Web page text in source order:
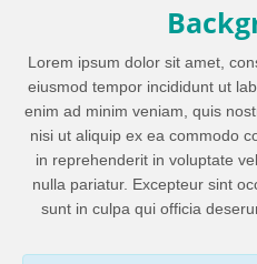
Lorem ipsum dolor sit amet,
eiusmod tempor incididunt ut
enim ad minim veniam, quis
nisi ut aliquip ex ea commodo
in reprehenderit in voluptate
nulla pariatur. Excepteur sint
sunt in culpa qui officia